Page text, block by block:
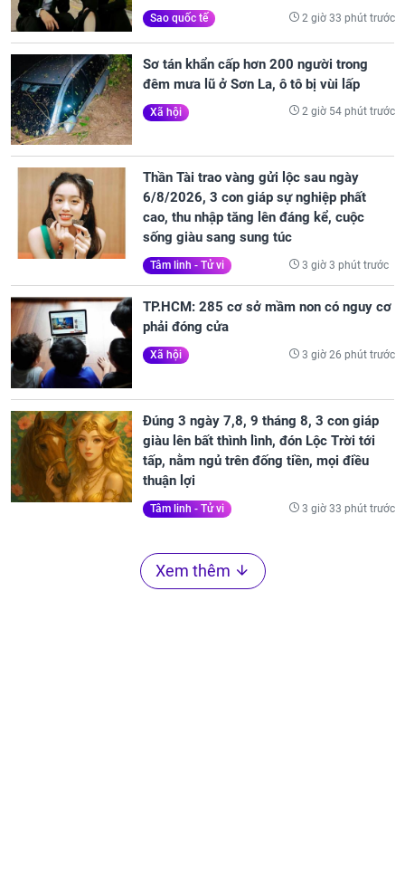
Sao quốc tế 2 giờ 33 phút trước
Sơ tán khẩn cấp hơn 200 người trong
đêm mưa lũ ở Sơn La, ô tô bị vùi lấp
Xã hội 2 giờ 54 phút trước
Thần Tài trao vàng gửi lộc sau ngày
6/8/2026, 3 con giáp sự nghiệp phất
cao, thu nhập tăng lên đáng kể, cuộc
sống giàu sang sung túc
Tâm linh - Tử vi 3 giờ 3 phút trước
TP.HCM: 285 cơ sở mầm non có nguy cơ
phải đóng cửa
Xã hội 3 giờ 26 phút trước
Đúng 3 ngày 7,8, 9 tháng 8, 3 con giáp
giàu lên bất thình lình, đón Lộc Trời tới
tấp, nằm ngủ trên đống tiền, mọi điều
thuận lợi
Tâm linh - Tử vi 3 giờ 33 phút trước
Xem thêm